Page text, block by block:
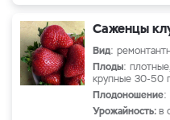
Саженцы
Вид:
Плоды:
крупные 30-50
Плодоношение:
Урожайность:в